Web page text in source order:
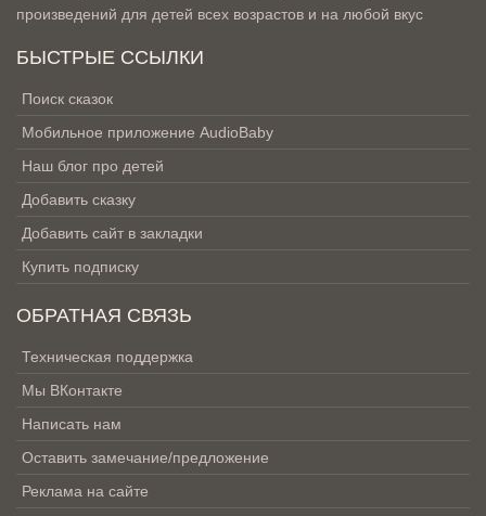
произведений для детей всех возрастов и на любой вкус
БЫСТРЫЕ ССЫЛКИ
Поиск сказок
Мобильное приложение AudioBaby
Наш блог про детей
Добавить сказку
Добавить сайт в закладки
Купить подписку
ОБРАТНАЯ СВЯЗЬ
Техническая поддержка
Мы ВКонтакте
Написать нам
Оставить замечание/предложение
Реклама на сайте